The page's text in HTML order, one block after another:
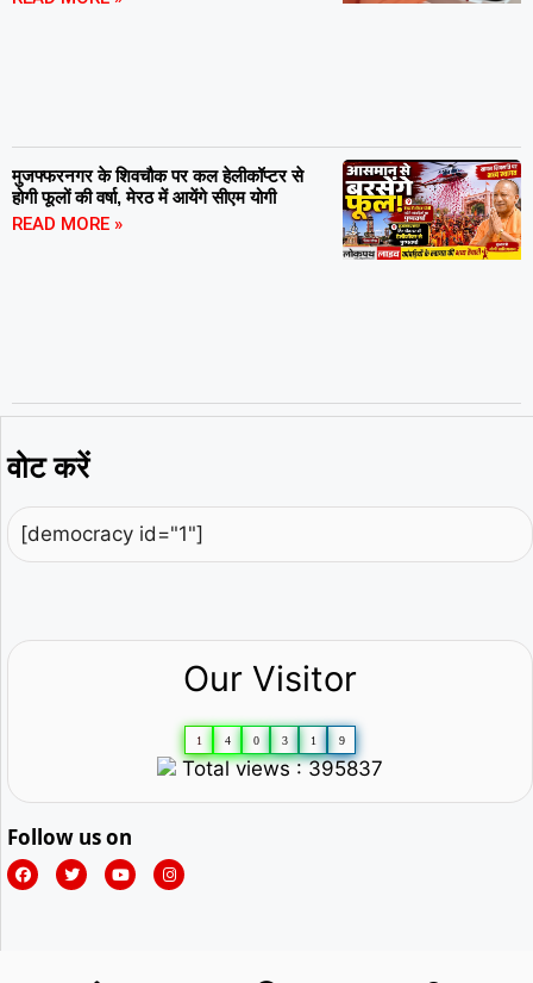
मुजफ्फरनगर के शिवचौक पर कल हेलीकॉप्टर से
होगी फूलों की वर्षा, मेरठ में आयेंगे सीएम योगी
READ MORE »
वोट करें
[democracy id="1"]
Our Visitor
1 4 0 3 1 9
Total views : 395837
Follow us on